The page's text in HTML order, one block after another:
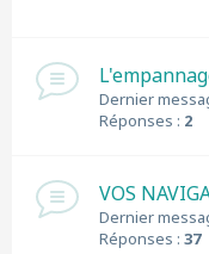
Dernier
Réponses : 2
VOS
Dernier
Réponses : 37